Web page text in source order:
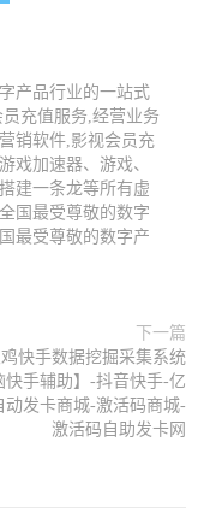
产品行业的一站式
充值服务,经营业务
销软件,影视会员充
戏加速器、游戏、
建一条龙等所有虚
国最受尊敬的数字
最受尊敬的数字产
下一篇
快手数据挖掘采集系统
快手辅助】-抖音快手-亿
动发卡商城-激活码商城-
激活码自助发卡网